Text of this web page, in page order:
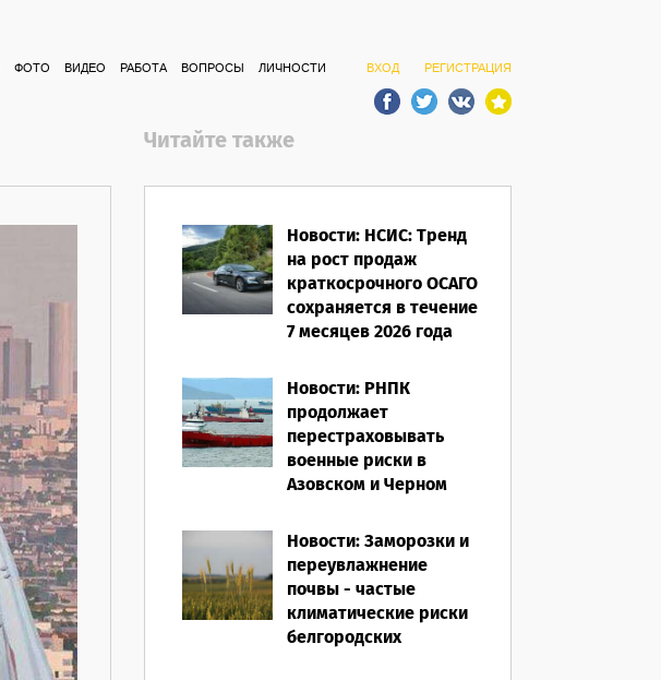
ВХОД РЕГИСТРАЦИЯ
ФОТО ВИДЕО РАБОТА ВОПРОСЫ ЛИЧНОСТИ
Читайте также
Новости: НСИС: Тренд
на рост продаж
краткосрочного ОСАГО
сохраняется в течение
7 месяцев 2026 года
Новости: РНПК
продолжает
перестраховывать
военные риски в
Азовском и Черном
06.08.2026
Новости: Заморозки и
переувлажнение
почвы - частые
климатические риски
белгородских